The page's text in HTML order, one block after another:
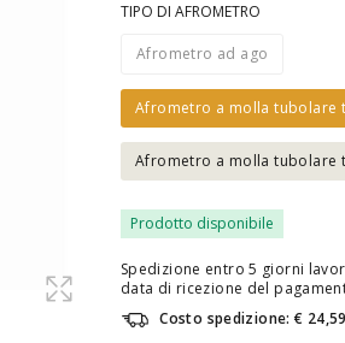
TIPO DI AFROMETRO
Afrometro ad ago
Afrometro a molla tubolare
Afrometro a molla tubolare
Prodotto disponibile
Spedizione entro 5 giorni
data di ricezione del
Costo spedizione: € 24,59